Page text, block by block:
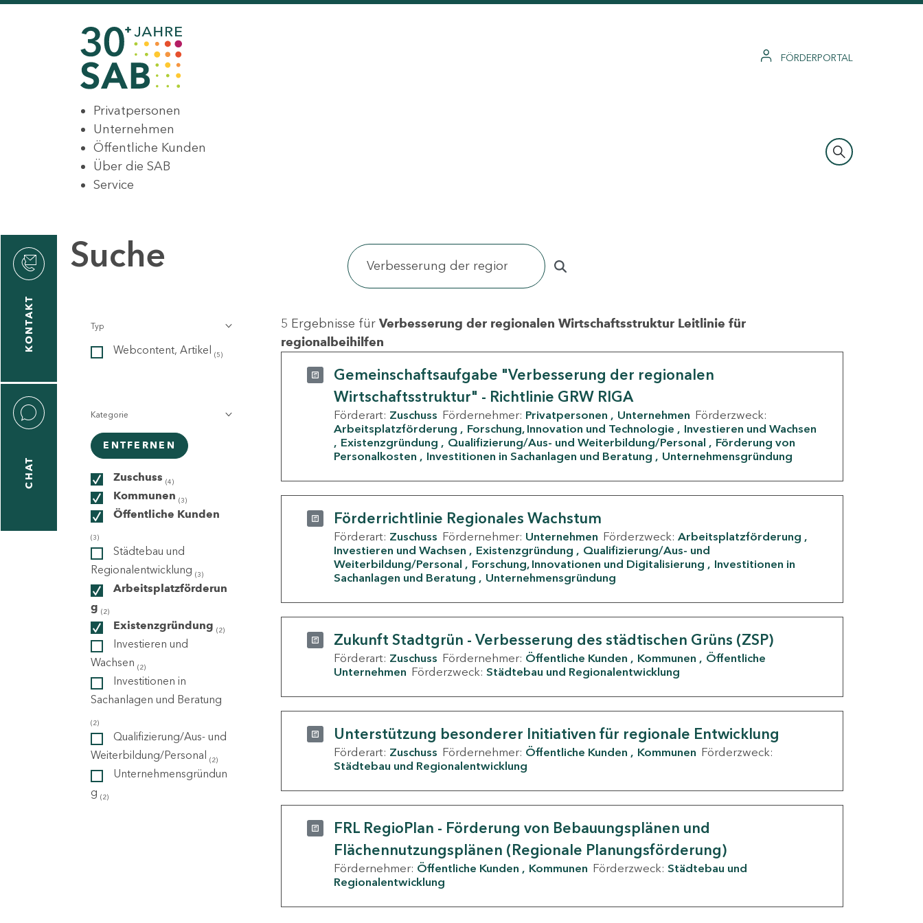
FÖRDERPORTAL
Privatpersonen
Unternehmen
Öffentliche Kunden
Über die SAB
Service
KONTAKT
CHAT
Suche
Typ
Webcontent, Artikel (5)
Kategorie
ENTFERNEN
Zuschuss (4)
Kommunen (3)
Öffentliche Kunden
(3)
Städtebau und
Regionalentwicklung (3)
Arbeitsplatzförderun
g (2)
Existenzgründung (2)
Investieren und
Wachsen (2)
Investitionen in
Sachanlagen und Beratung
(2)
Qualifizierung/Aus- und
Weiterbildung/Personal (2)
Unternehmensgründun
g (2)
5 Ergebnisse für Verbesserung der regionalen Wirtschaftsstruktur Leitlinie für
regionalbeihilfen
Gemeinschaftsaufgabe "Verbesserung der regionalen
Wirtschaftsstruktur" - Richtlinie GRW RIGA
Förderart: Zuschuss Fördernehmer: Privatpersonen Unternehmen Förderzweck:
Arbeitsplatzförderung
Forschung, Innovation und Technologie
Investieren und Wachsen
Existenzgründung
Qualifizierung/Aus- und Weiterbildung/Personal
Förderung von
Personalkosten
Investitionen in Sachanlagen und Beratung Unternehmensgründung
Förderrichtlinie Regionales Wachstum
Förderart: Zuschuss Fördernehmer: Unternehmen Förderzweck: Arbeitsplatzförderung
Investieren und Wachsen
Existenzgründung
Qualifizierung/Aus- und
Weiterbildung/Personal
Forschung, Innovationen und Digitalisierung
Investitionen in
Sachanlagen und Beratung
Unternehmensgründung
Zukunft Stadtgrün - Verbesserung des städtischen Grüns (ZSP)
Förderart: Zuschuss Fördernehmer: Öffentliche Kunden Kommunen
Öffentliche
Unternehmen Förderzweck: Städtebau und Regionalentwicklung
Unterstützung besonderer Initiativen für regionale Entwicklung
Förderart: Zuschuss Fördernehmer: Öffentliche Kunden Kommunen Förderzweck:
Städtebau und Regionalentwicklung
FRL RegioPlan - Förderung von Bebauungsplänen und
Flächennutzungsplänen (Regionale Planungsförderung)
Fördernehmer: Öffentliche Kunden Kommunen Förderzweck: Städtebau und
Regionalentwicklung